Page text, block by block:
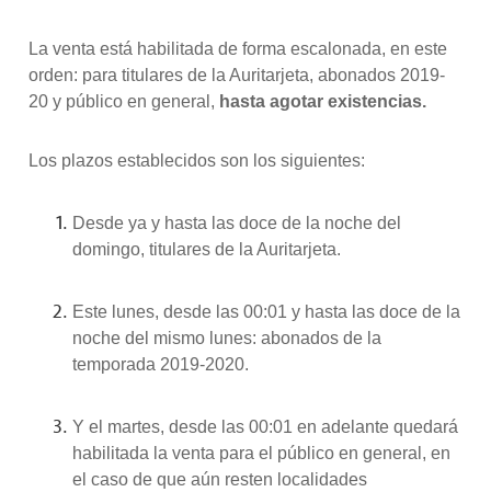
La venta está habilitada de forma escalonada, en este
orden: para titulares de la Auritarjeta, abonados 2019-
20 y público en general, hasta agotar existencias.
Los plazos establecidos son los siguientes:
Desde ya y hasta las doce de la noche del
domingo, titulares de la Auritarjeta.
Este lunes, desde las 00:01 y hasta las doce de la
noche del mismo lunes: abonados de la
temporada 2019-2020.
Y el martes, desde las 00:01 en adelante quedará
habilitada la venta para el público en general, en
el caso de que aún resten localidades